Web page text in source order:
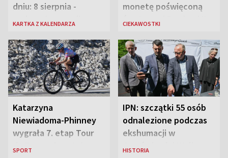
dniu: 8 sierpnia -
rozbrzmiewa radio
„Antka Rozpylacza”
KARTKA Z KALENDARZA
monetę poświęconą
św. Janowi Pawłowi II
CIEKAWOSTKI
Katarzyna
Niewiadoma-Phinney
wygrała 7. etap Tour
de France i została
SPORT
IPN: szczątki 55 osób
odnalezione podczas
ekshumacji w
Ostrówkach i Woli
HISTORIA